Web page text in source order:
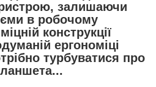
залишаючи
в робочому
конструкції
ергономіці
турбуватися про